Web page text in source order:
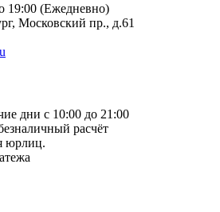
19:00 (Ежедневно)
Московский пр., д.61
дни с 10:00 до 21:00
расчёт
юрлиц.